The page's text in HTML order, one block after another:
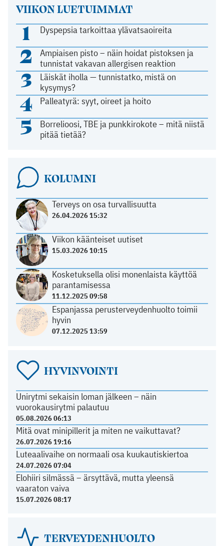
VIIKON LUETUIMMAT
1 Dyspepsia tarkoittaa ylävatsaoireita
2
Ampiaisen pisto – näin hoidat pistoksen ja
tunnistat vakavan allergisen reaktion
3
Läiskät iholla — tunnistatko, mistä on
kysymys?
4 Palleatyrä: syyt, oireet ja hoito
5
Borrelioosi, TBE ja punkkirokote – mitä niistä
pitää tietää?
KOLUMNI
Terveys on osa turvallisuutta
26.04.2026 15:32
Viikon käänteiset uutiset
15.03.2026 10:15
Kosketuksella olisi monenlaista käyttöä
parantamisessa
11.12.2025 09:58
Espanjassa perusterveydenhuolto toimii
hyvin
07.12.2025 13:59
HYVINVOINTI
Unirytmi sekaisin loman jälkeen – näin
vuorokausirytmi palautuu
05.08.2026 06:13
Mitä ovat minipillerit ja miten ne vaikuttavat?
26.07.2026 19:16
Luteaalivaihe on normaali osa kuukautiskiertoa
24.07.2026 07:04
Elohiiri silmässä – ärsyttävä, mutta yleensä
vaaraton vaiva
15.07.2026 08:17
TERVEYDENHUOLTO